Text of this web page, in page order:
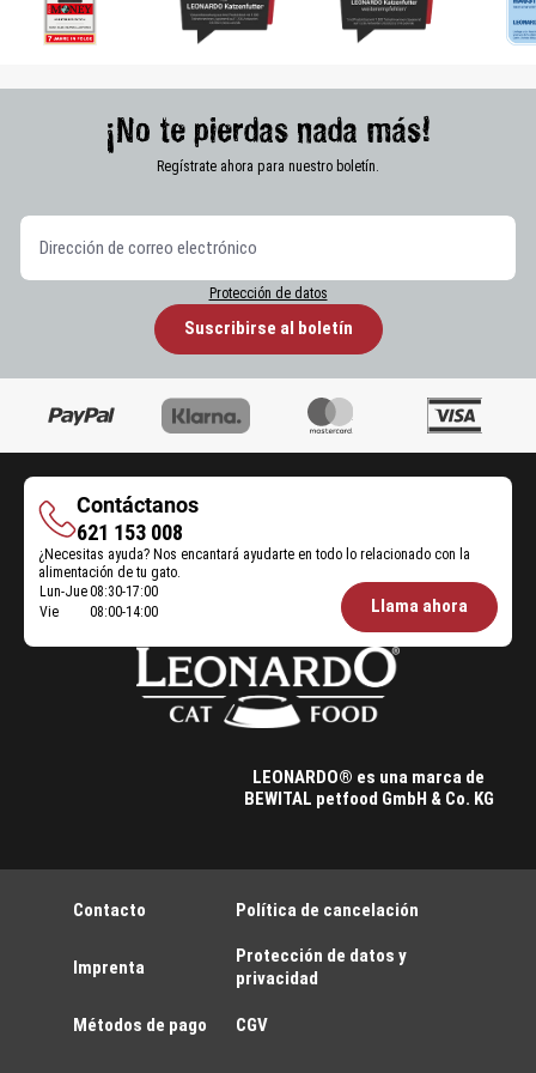
¡No te pierdas nada más!
Regístrate ahora para nuestro boletín.
Protección de datos
Suscribirse al boletín
Contáctanos
Contáctanos
621 153 008
¿Necesitas ayuda? Nos encantará ayudarte en todo lo relacionado con la
alimentación de tu gato.
Öffnungszeiten
Lun-Jue08:30-17:00
Vie
08:00-14:00 Llama ahora
LEONARDO® es una marca de
BEWITAL petfood GmbH & Co. KG
Contacto
Imprenta
Métodos de pago
Política de cancelación
Protección de datos y
privacidad
CGV